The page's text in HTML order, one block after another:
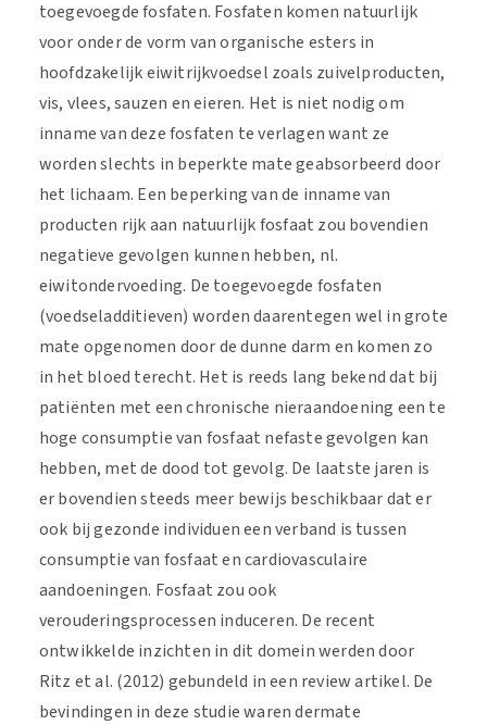
toegevoegde fosfaten. Fosfaten komen natuurlijk
voor onder de vorm van organische esters in
hoofdzakelijk eiwitrijkvoedsel zoals zuivelproducten,
vis, vlees, sauzen en eieren. Het is niet nodig om
inname van deze fosfaten te verlagen want ze
worden slechts in beperkte mate geabsorbeerd door
het lichaam. Een beperking van de inname van
producten rijk aan natuurlijk fosfaat zou bovendien
negatieve gevolgen kunnen hebben, nl.
eiwitondervoeding. De toegevoegde fosfaten
(voedseladditieven) worden daarentegen wel in grote
mate opgenomen door de dunne darm en komen zo
in het bloed terecht. Het is reeds lang bekend dat bij
patiënten met een chronische nieraandoening een te
hoge consumptie van fosfaat nefaste gevolgen kan
hebben, met de dood tot gevolg. De laatste jaren is
er bovendien steeds meer bewijs beschikbaar dat er
ook bij gezonde individuen een verband is tussen
consumptie van fosfaat en cardiovasculaire
aandoeningen. Fosfaat zou ook
verouderingsprocessen induceren. De recent
ontwikkelde inzichten in dit domein werden door
Ritz et al. (2012) gebundeld in een review artikel. De
bevindingen in deze studie waren dermate